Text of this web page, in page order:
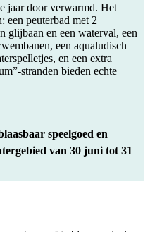
jaar door verwarmd. Het
een peuterbad met 2
glijbaan en een waterval, een
een aqualudisch
en een extra
stranden bieden echte
speelgoed en
van 30 juni tot 31